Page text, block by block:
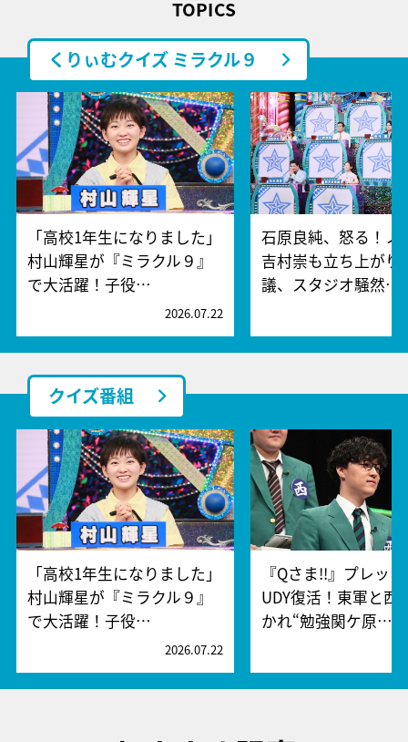
TOPICS
くりぃむクイズ ミラクル９
「高校1年生になりました」
村山輝星が『ミラクル９』
で大活躍！子役…
2026.07.22
石原良純、怒る！ノ
吉村崇も立ち上がり
議、スタジオ騒然…
クイズ番組
「高校1年生になりました」
村山輝星が『ミラクル９』
で大活躍！子役…
2026.07.22
『Qさま!!』プレッ
UDY復活！東軍と西
かれ“勉強関ケ原…